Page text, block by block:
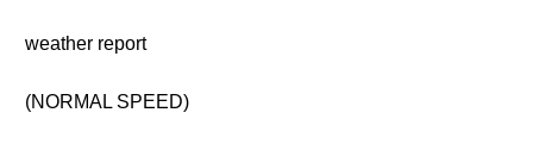
weather report
(NORMAL SPEED)